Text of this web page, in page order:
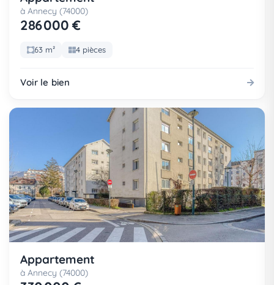
à Annecy (74000)
286 000 €
63 m² 4 pièces
Voir le bien
Appartement
à Annecy (74000)